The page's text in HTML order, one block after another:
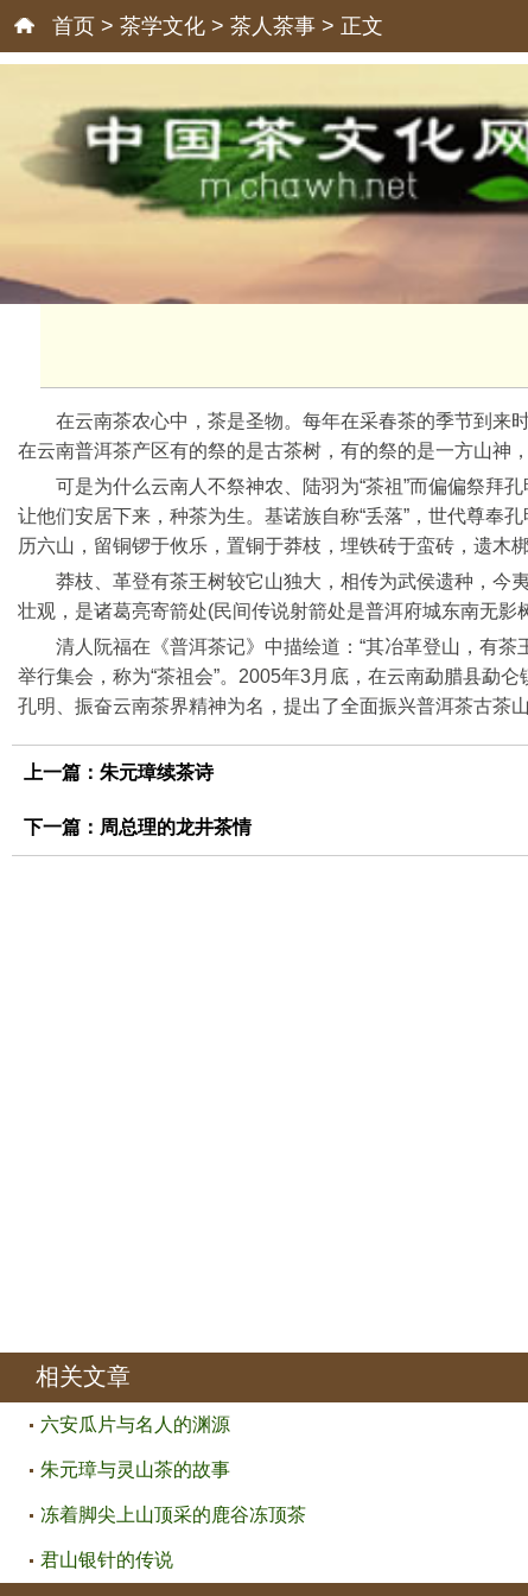
首页 > 茶学文化 > 茶人茶事 > 正文
在云南茶农心中，茶是圣物。每年在采春茶的季节到来
在云南普洱茶产区有的祭的是古茶树，有的祭的是一方山神
可是为什么云南人不祭神农、陆羽为“茶祖”而偏偏祭拜
让他们安居下来，种茶为生。基诺族自称“丢落”，世代尊奉
历六山，留铜锣于攸乐，置铜于莽枝，埋铁砖于蛮砖，遗木
莽枝、革登有茶王树较它山独大，相传为武侯遗种，今
壮观，是诸葛亮寄箭处(民间传说射箭处是普洱府城东南无影
清人阮福在《普洱茶记》中描绘道：“其冶革登山，有
举行集会，称为“茶祖会”。2005年3月底，在云南勐腊县勐
孔明、振奋云南茶界精神为名，提出了全面振兴普洱茶古茶
上一篇： 朱元璋续茶诗
下一篇： 周总理的龙井茶情
相关文章
六安瓜片与名人的渊源
朱元璋与灵山茶的故事
冻着脚尖上山顶采的鹿谷冻顶茶
君山银针的传说